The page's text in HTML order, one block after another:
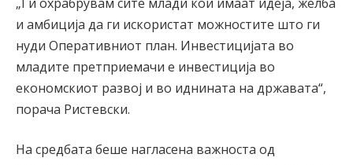
и амбиција да ги искористат можностите што ги
нуди Оперативниот план. Инвестицијата во
младите претприемачи е инвестиција во
економскиот развој и во иднината на државата“,
порача Ристевски.
На средбата беше нагласена важноста од